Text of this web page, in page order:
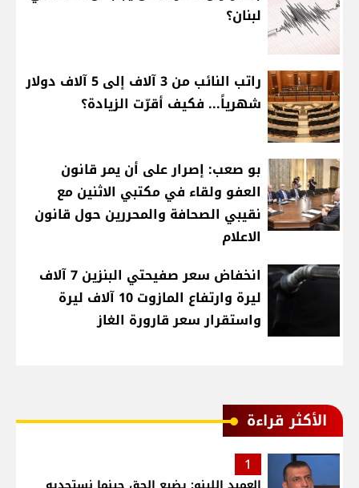
لبنان؟
راتب النائب من 3 آلاف إلى 5 آلاف دولار
شهرياً... فكيف أقرّت الزيادة؟
بو صعب: إصرار على أن يمر قانون
العفو ولقاء في مكتبي الاثنين مع
نقيبي الصحافة والمحررين حول قانون
الاعلام
انخفاض سعر صفيحتي البنزين 7 آلاف
ليرة وارتفاع المازوت 10 آلاف ليرة
واستقرار سعر قارورة الغاز
الأكثر قراءة
1